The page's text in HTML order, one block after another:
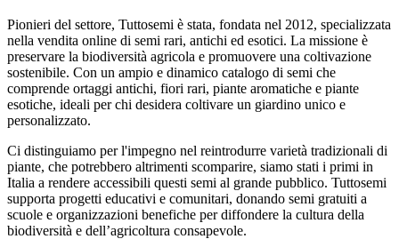
Pionieri del settore, Tuttosemi è stata, fondata nel 2012, specializzata
nella vendita online di semi rari, antichi ed esotici. La missione è
preservare la biodiversità agricola e promuovere una coltivazione
sostenibile. Con un ampio e dinamico catalogo di semi che
comprende ortaggi antichi, fiori rari, piante aromatiche e piante
esotiche, ideali per chi desidera coltivare un giardino unico e
personalizzato.
Ci distinguiamo per l'impegno nel reintrodurre varietà tradizionali di
piante, che potrebbero altrimenti scomparire, siamo stati i primi in
Italia a rendere accessibili questi semi al grande pubblico. Tuttosemi
supporta progetti educativi e comunitari, donando semi gratuiti a
scuole e organizzazioni benefiche per diffondere la cultura della
biodiversità e dell’agricoltura consapevole.